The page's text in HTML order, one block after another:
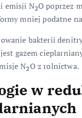
emisji N2O poprzez
mniej podatne
bakterii
gazem
N2 O z rolnictwa.
w